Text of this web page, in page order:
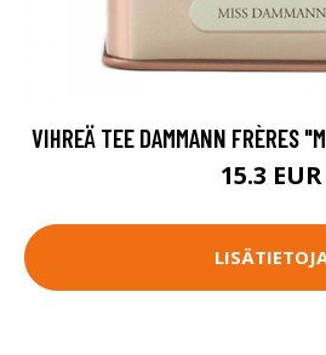
VIHREÄ TEE DAMMANN FRÈRES
15.3 EUR